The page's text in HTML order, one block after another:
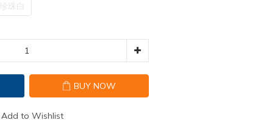
珍珠白
BUY NOW
Add to Wishlist